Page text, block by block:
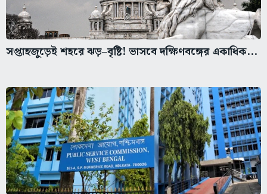
সপ্তাহজুড়েই শহরে ঝড়–বৃষ্টি! ভাসবে দক্ষিণবঙ্গের একাধিক...